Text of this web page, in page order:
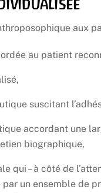
aux
au patient
suscitant
accordant une
biographique,
qui – à côté de
un ensemble de